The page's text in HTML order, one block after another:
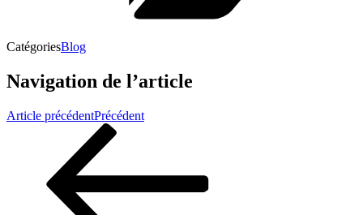
CatégoriesBlog
Navigation de l’article
Article précédentPrécédent